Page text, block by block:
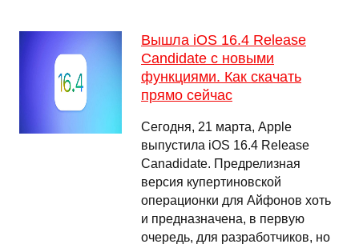
Вышла iOS 16.4 Release
Candidate с новыми
функциями. Как скачать
прямо сейчас
Сегодня, 21 марта, Apple
выпустила iOS 16.4 Release
Canadidate. Предрелизная
версия купертиновской
операционки для Айфонов хоть
и предназначена, в первую
очередь, для разработчиков, но